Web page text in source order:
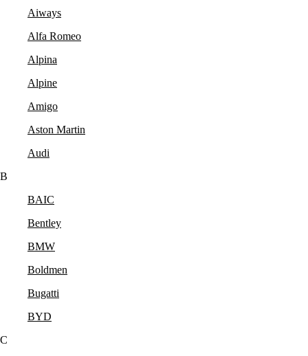
Aiways
Alfa Romeo
Alpina
Alpine
Amigo
Aston Martin
Audi
B
BAIC
Bentley
BMW
Boldmen
Bugatti
BYD
C